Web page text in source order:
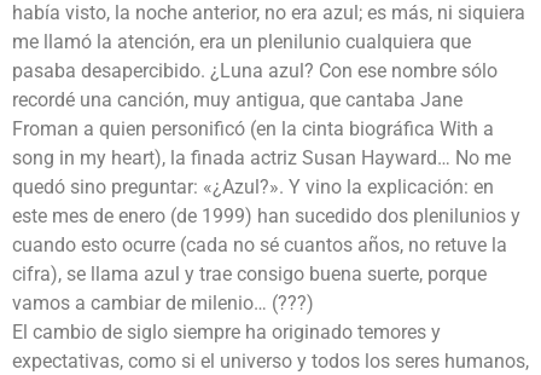
había visto, la noche anterior, no era azul; es más, ni siquiera
me llamó la atención, era un plenilunio cualquiera que
pasaba desapercibido. ¿Luna azul? Con ese nombre sólo
recordé una canción, muy antigua, que cantaba Jane
Froman a quien personificó (en la cinta biográfica With a
song in my heart), la finada actriz Susan Hayward… No me
quedó sino preguntar: «¿Azul?». Y vino la explicación: en
este mes de enero (de 1999) han sucedido dos plenilunios y
cuando esto ocurre (cada no sé cuantos años, no retuve la
cifra), se llama azul y trae consigo buena suerte, porque
vamos a cambiar de milenio… (???)
El cambio de siglo siempre ha originado temores y
expectativas, como si el universo y todos los seres humanos,